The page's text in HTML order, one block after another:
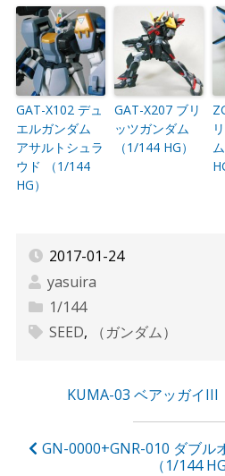
GAT-X102 デュ
エルガンダム
アサルトシュラ
ウド （1/144
HG）
GAT-X207 ブリ
ッツガンダム
（1/144 HG）
2017-01-24
yasuira
1/144
SEED, （ガンダム）
ナ
KUMA-03 ベアッガイIII
GN-0000+GNR-010 ダブル
（1/144 HG